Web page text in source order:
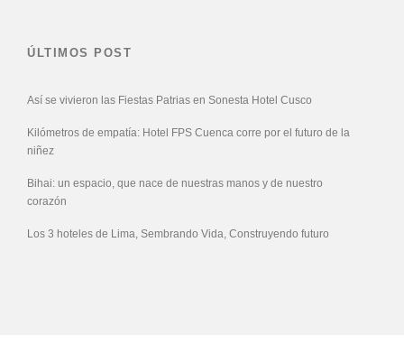
ÚLTIMOS POST
Así se vivieron las Fiestas Patrias en Sonesta Hotel Cusco
Kilómetros de empatía: Hotel FPS Cuenca corre por el futuro de la
niñez
Bihai: un espacio, que nace de nuestras manos y de nuestro
corazón
Los 3 hoteles de Lima, Sembrando Vida, Construyendo futuro